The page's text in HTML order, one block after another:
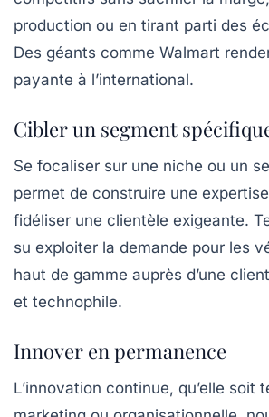
production ou en tirant parti des
Des géants comme Walmart
payante à l’international.
Cibler un segment
Se focaliser sur une niche ou un
permet de construire une
fidéliser une clientèle exigeante.
su exploiter la demande pour les
haut de gamme auprès d’une
et technophile.
Innover en permanence
L’innovation continue, qu’elle soit